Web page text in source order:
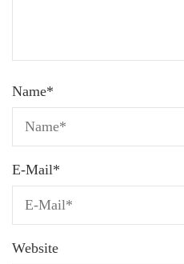
Name*
E-Mail*
Website